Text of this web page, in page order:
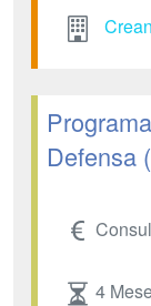
Defensa
4